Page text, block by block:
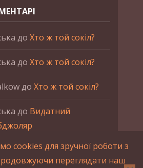
до Хто ж той сокіл?
до Хто ж той сокіл?
до Хто ж той сокіл?
до Видатний
доПетро Франко
cookies для зручної роботи з
переглядати наш